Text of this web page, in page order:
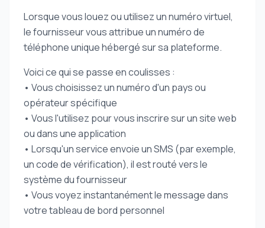
Lorsque vous louez ou utilisez un numéro virtuel,
le fournisseur vous attribue un numéro de
téléphone unique hébergé sur sa plateforme.
Voici ce qui se passe en coulisses :
• Vous choisissez un numéro d'un pays ou
opérateur spécifique
• Vous l'utilisez pour vous inscrire sur un site web
ou dans une application
• Lorsqu'un service envoie un SMS (par exemple,
un code de vérification), il est routé vers le
système du fournisseur
• Vous voyez instantanément le message dans
votre tableau de bord personnel